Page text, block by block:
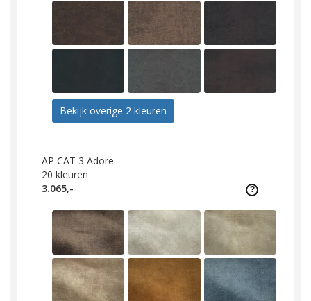
Bekijk overige 2 kleuren
AP CAT 3 Adore
20 kleuren
3.065,-